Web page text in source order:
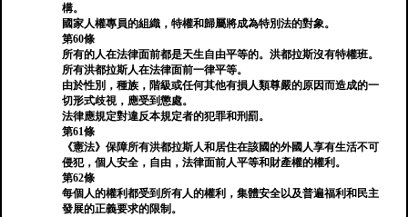
構。
國家人權專員的組織，特權和歸屬將成為特別法的對象。
第60條
所有的人在法律面前都是天生自由平等的。洪都拉斯沒有特權班。
所有洪都拉斯人在法律面前一律平等。
由於性別，種族，階級或任何其他有損人類尊嚴的原因而造成的一
切形式歧視，應受到懲處。
法律應規定對違反本規定者的犯罪和刑罰。
第61條
《憲法》保障所有洪都拉斯人和居住在該國的外國人享有生活不可
侵犯，個人安全，自由，法律面前人平等和財產權的權利。
第62條
每個人的權利都受到所有人的權利，集體安全以及普遍福利和民主
發展的正義要求的限制。